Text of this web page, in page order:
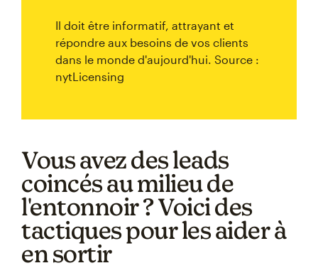
Il doit être informatif, attrayant et
répondre aux besoins de vos clients
dans le monde d'aujourd'hui. Source :
nytLicensing
Vous avez des leads
coincés au milieu de
l'entonnoir ? Voici des
tactiques pour les aider à
en sortir